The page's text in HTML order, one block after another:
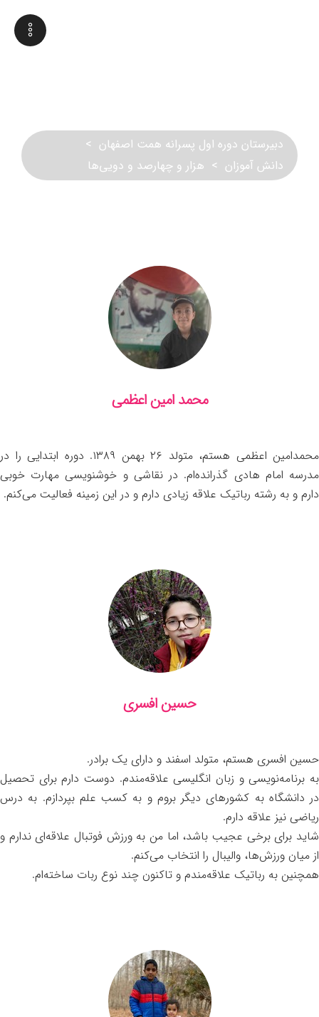
دبیرستان دوره اول پسرانه همت اصفهان >
دانش آموزان > هزار و چهارصد و دویی‌ها
محمد امین اعظمی
محمدامین اعظمی هستم، متولد ۲۶ بهمن ۱۳۸۹. دوره ابتدایی را در
مدرسه امام هادی گذرانده‌ام. در نقاشی و خوشنویسی مهارت خوبی
دارم و به رشته رباتیک علاقه زیادی دارم و در این زمینه فعالیت می‌کنم.
حسین افسری
حسین افسری هستم، متولد اسفند و دارای یک برادر.
به برنامه‌نویسی و زبان انگلیسی علاقه‌مندم. دوست دارم برای تحصیل
در دانشگاه به کشورهای دیگر بروم و به کسب علم بپردازم. به درس
ریاضی نیز علاقه دارم.
شاید برای برخی عجیب باشد، اما من به ورزش فوتبال علاقه‌ای ندارم و
از میان ورزش‌ها، والیبال را انتخاب می‌کنم.
همچنین به رباتیک علاقه‌مندم و تاکنون چند نوع ربات ساخته‌ام.